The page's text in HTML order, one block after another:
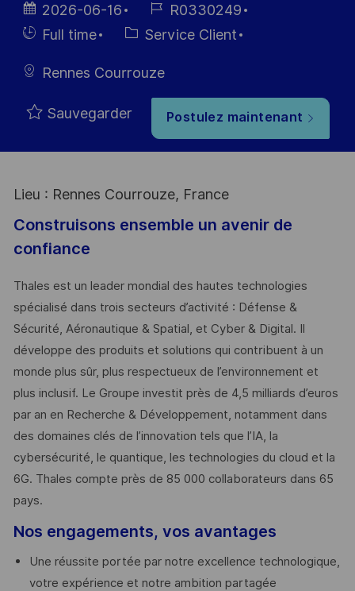
Date
d’affichage
2026-06-16
Référence
du poste
R0330249
HiringFull time Catégorie
Service Client
Rennes Courrouze
Sauvegarder Postulez maintenant
Lieu : Rennes Courrouze, France
Construisons ensemble un avenir de
confiance
Thales est un leader mondial des hautes technologies
spécialisé dans trois secteurs d’activité : Défense &
Sécurité, Aéronautique & Spatial, et Cyber & Digital. Il
développe des produits et solutions qui contribuent à un
monde plus sûr, plus respectueux de l’environnement et
plus inclusif. Le Groupe investit près de 4,5 milliards d’euros
par an en Recherche & Développement, notamment dans
des domaines clés de l’innovation tels que l’IA, la
cybersécurité, le quantique, les technologies du cloud et la
6G. Thales compte près de 85 000 collaborateurs dans 65
pays. ​
Nos engagements, vos avantages
Une réussite portée par notre excellence technologique,
votre expérience et notre ambition partagée